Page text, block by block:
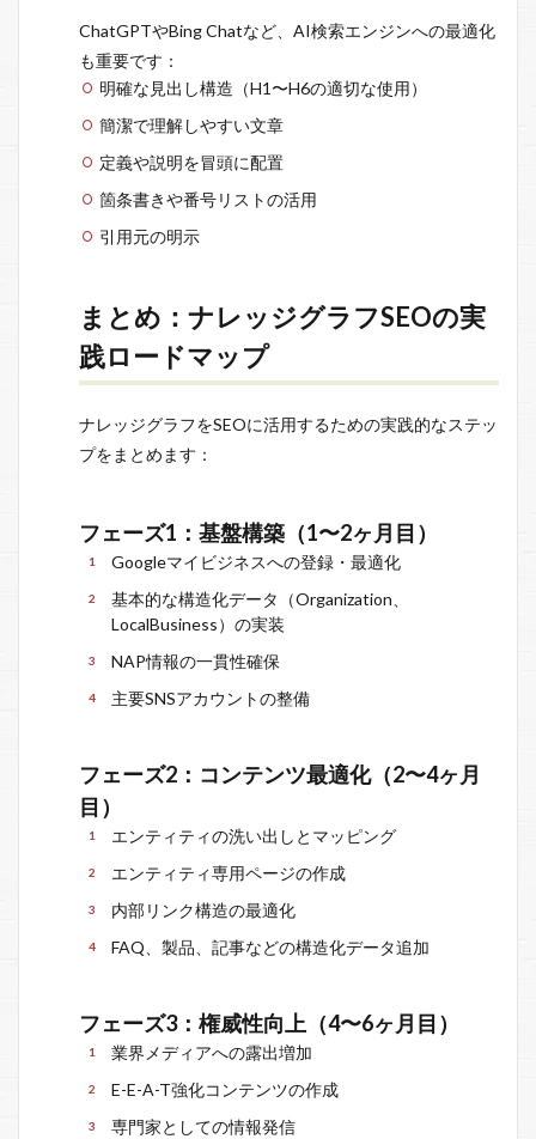
ChatGPTやBing Chatなど、AI検索エンジンへの最適化
も重要です：
明確な見出し構造（H1〜H6の適切な使用）
簡潔で理解しやすい文章
定義や説明を冒頭に配置
箇条書きや番号リストの活用
引用元の明示
まとめ：ナレッジグラフSEOの実
践ロードマップ
ナレッジグラフをSEOに活用するための実践的なステッ
プをまとめます：
フェーズ1：基盤構築（1〜2ヶ月目）
Googleマイビジネスへの登録・最適化
基本的な構造化データ（Organization、
LocalBusiness）の実装
NAP情報の一貫性確保
主要SNSアカウントの整備
フェーズ2：コンテンツ最適化（2〜4ヶ月
目）
エンティティの洗い出しとマッピング
エンティティ専用ページの作成
内部リンク構造の最適化
FAQ、製品、記事などの構造化データ追加
フェーズ3：権威性向上（4〜6ヶ月目）
業界メディアへの露出増加
E-E-A-T強化コンテンツの作成
専門家としての情報発信